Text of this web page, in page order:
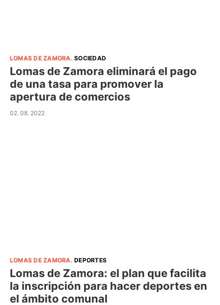
LOMAS DE ZAMORA.SOCIEDAD
Lomas de Zamora eliminará el pago
de una tasa para promover la
apertura de comercios
02. 08. 2022
LOMAS DE ZAMORA.DEPORTES
Lomas de Zamora: el plan que facilita
la inscripción para hacer deportes en
el ámbito comunal